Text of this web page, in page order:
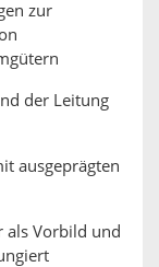
zur
der Leitung
ausgeprägten
als Vorbild und